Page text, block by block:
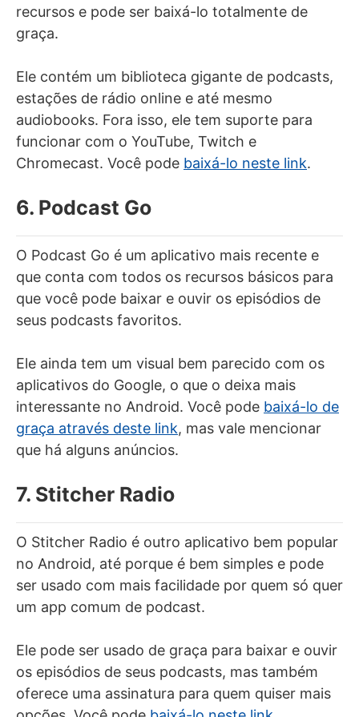
recursos e pode ser baixá-lo totalmente de
graça.
Ele contém um biblioteca gigante de podcasts,
estações de rádio online e até mesmo
audiobooks. Fora isso, ele tem suporte para
funcionar com o YouTube, Twitch e
Chromecast. Você pode baixá-lo neste link.
6. Podcast Go
O Podcast Go é um aplicativo mais recente e
que conta com todos os recursos básicos para
que você pode baixar e ouvir os episódios de
seus podcasts favoritos.
Ele ainda tem um visual bem parecido com os
aplicativos do Google, o que o deixa mais
interessante no Android. Você pode baixá-lo de
graça através deste link, mas vale mencionar
que há alguns anúncios.
7. Stitcher Radio
O Stitcher Radio é outro aplicativo bem popular
no Android, até porque é bem simples e pode
ser usado com mais facilidade por quem só quer
um app comum de podcast.
Ele pode ser usado de graça para baixar e ouvir
os episódios de seus podcasts, mas também
oferece uma assinatura para quem quiser mais